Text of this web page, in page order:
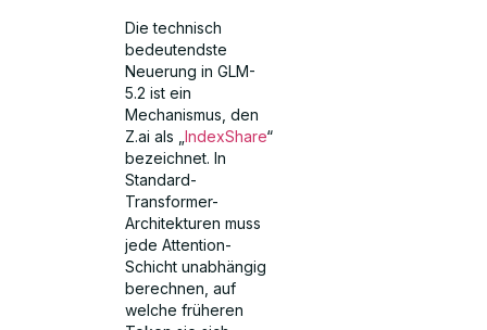
Die technisch
bedeutendste
Neuerung in GLM-
5.2 ist ein
Mechanismus, den
Z.ai als „IndexShare“
bezeichnet. In
Standard-
Transformer-
Architekturen muss
jede Attention-
Schicht unabhängig
berechnen, auf
welche früheren